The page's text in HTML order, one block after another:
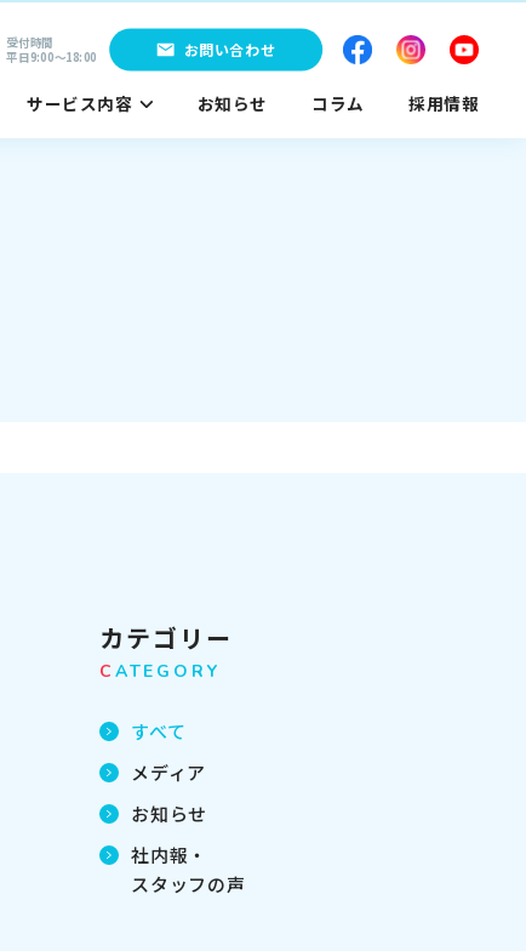
受付時間
平日9:00〜18:00
お問い合わせ
サービス内容 お知らせ コラム 採用情報
カテゴリー
C ATEGORY
すべて
メディア
お知らせ
社内報・
スタッフの声